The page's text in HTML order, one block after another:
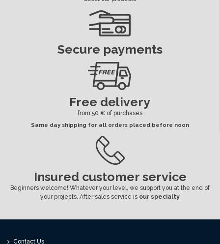
Secure payments
Free delivery
from 50 € of purchases
Same day shipping for all orders placed before noon
Insured customer service
Beginners welcome! Whatever your level, we support you at the end of
your projects. After sales service is our specialty
Contact Us